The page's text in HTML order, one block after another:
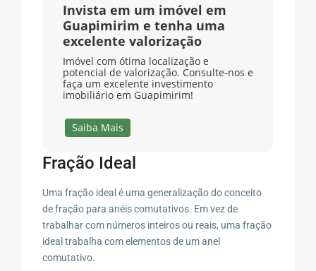
Invista em um imóvel em
Guapimirim e tenha uma
excelente valorização
Imóvel com ótima localização e
potencial de valorização. Consulte-nos e
faça um excelente investimento
imobiliário em Guapimirim!
Saiba Mais
Fração Ideal
Uma fração ideal é uma generalização do conceito
de fração para anéis comutativos. Em vez de
trabalhar com números inteiros ou reais, uma fração
ideal trabalha com elementos de um anel
comutativo.